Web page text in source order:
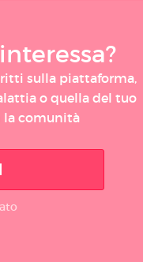
sulla piattaforma,
o quella del tuo
la comunità